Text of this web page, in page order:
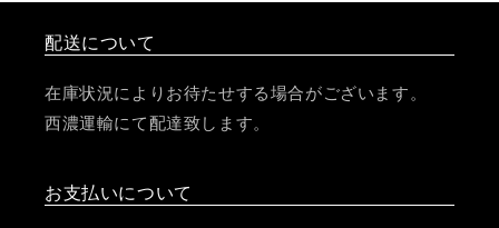
配送について
在庫状況によりお待たせする場合がございます。
西濃運輸にて配達致します。
お支払いについて